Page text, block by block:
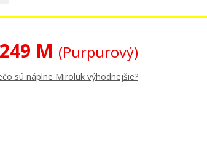
M (Purpurový)
sú náplne Miroluk výhodnejšie?